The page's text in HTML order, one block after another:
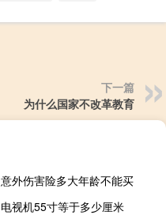
下一篇
为什么国家不改革教育
意外伤害险多大年龄不能买
电视机55寸等于多少厘米